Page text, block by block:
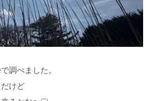
調べました。
けど